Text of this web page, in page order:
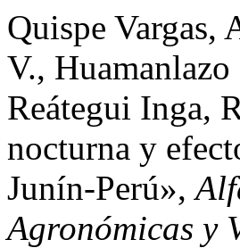
Quispe Vargas,
V.,
Reátegui Inga,
nocturna y
Junín-Perú»,
Agronómicas y